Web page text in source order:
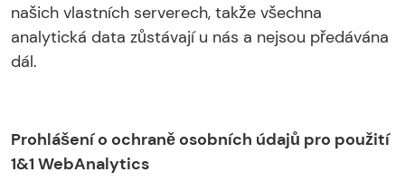
našich vlastních serverech, takže všechna
analytická data zůstávají u nás a nejsou předávána
dál.
Prohlášení o ochraně osobních údajů pro použití
1&1 WebAnalytics